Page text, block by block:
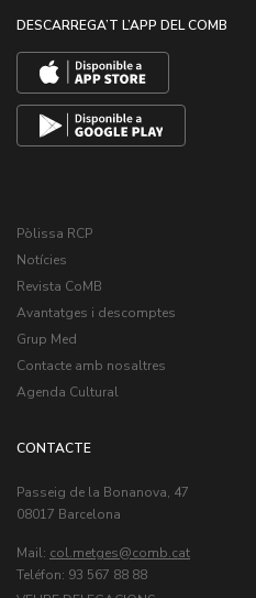
DESCARREGA’T L’APP DEL COMB
Pòlissa RCP
Notícies
Revista CoMB
Avantatges i descomptes
Grup Med
Contacte amb nosaltres
Agenda Cultural
CONTACTE
Passeig de la Bonanova, 47
08017 Barcelona
Mail: col.metges
Teléfon: 93 567 88 88